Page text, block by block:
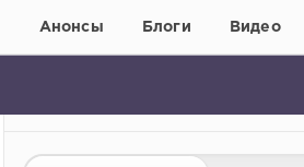
Анонсы Блоги Видео